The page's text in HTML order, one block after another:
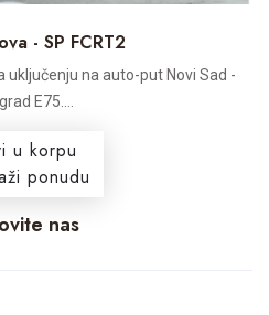
- SP FCRT2
uključenju na auto-put Novi Sad -
E75....
u korpu
ponudu
nas